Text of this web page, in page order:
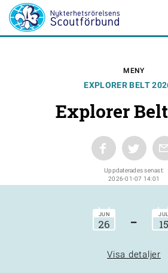
MENY
EXPLORER BELT
Explorer
Uppdaterades senast:
2026-01-07 14:01
JUN
26 - JUL
15
Visa detaljer